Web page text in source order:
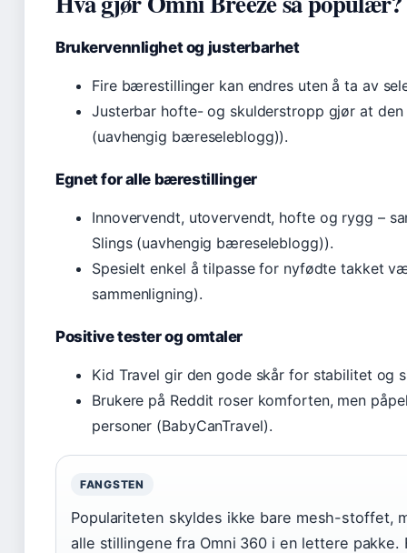
Brukervennlighet og justerbarhet
Fire bærestillinger kan endres uten å ta av
Justerbar hofte- og skulderstropp gjør at
(uavhengig bæreseleblogg)).
Egnet for alle bærestillinger
Innovervendt, utovervendt, hofte og rygg –
Slings (uavhengig bæreseleblogg)).
Spesielt enkel å tilpasse for nyfødte takket
sammenligning).
Positive tester og omtaler
Kid Travel gir den gode skår for stabilitet og
Brukere på Reddit roser komforten, men
personer (BabyCanTravel).
FANGSTEN
Populariteten skyldes ikke bare mesh-stoffet,
alle stillingene fra Omni 360 i en lettere